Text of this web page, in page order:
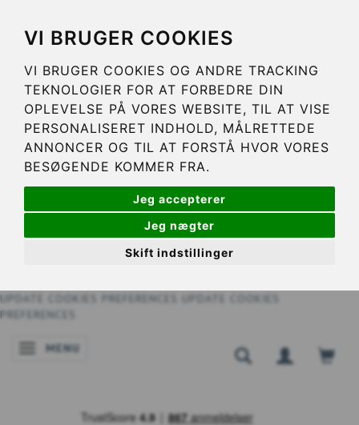
VI BRUGER COOKIES
VI BRUGER COOKIES OG ANDRE TRACKING
TEKNOLOGIER FOR AT FORBEDRE DIN
OPLEVELSE PÅ VORES WEBSITE, TIL AT VISE
PERSONALISERET INDHOLD, MÅLRETTEDE
ANNONCER OG TIL AT FORSTÅ HVOR VORES
BESØGENDE KOMMER FRA.
Jeg accepterer
Jeg nægter
Skift indstillinger
UPDATE COOKIES PREFERENCES
UPDATE COOKIES
PREFERENCES
SKIFTE NAVIGATION
MENU